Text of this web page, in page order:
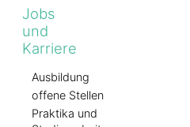
Jobs
und
Karriere
Ausbildung
offene Stellen
Praktika und